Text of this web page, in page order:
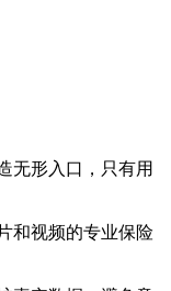
无形入口，只有用
和视频的专业保险